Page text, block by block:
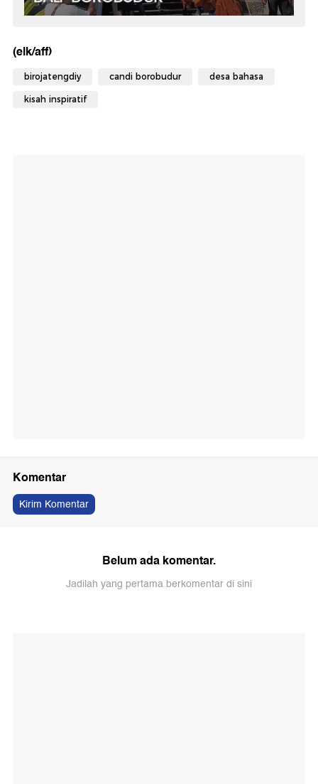
(elk/aff)
birojatengdiy candi borobudur desa bahasa
kisah inspiratif
Komentar
Kirim Komentar
Belum ada komentar.
Jadilah yang pertama berkomentar di sini